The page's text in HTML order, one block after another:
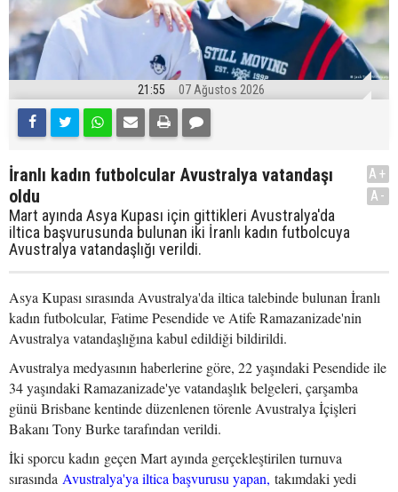
21:55 07 Ağustos 2026
İranlı kadın futbolcular Avustralya vatandaşı
oldu
Mart ayında Asya Kupası için gittikleri Avustralya'da
iltica başvurusunda bulunan iki İranlı kadın futbolcuya
Avustralya vatandaşlığı verildi.
A+
A-
Asya Kupası sırasında Avustralya'da iltica talebinde bulunan İranlı
kadın futbolcular, Fatime Pesendide ve Atife Ramazanizade'nin
Avustralya vatandaşlığına kabul edildiği bildirildi.
Avustralya medyasının haberlerine göre, 22 yaşındaki Pesendide ile
34 yaşındaki Ramazanizade'ye vatandaşlık belgeleri, çarşamba
günü Brisbane kentinde düzenlenen törenle Avustralya İçişleri
Bakanı Tony Burke tarafından verildi.
İki sporcu kadın geçen Mart ayında gerçekleştirilen turnuva
sırasında Avustralya'ya iltica başvurusu yapan, takımdaki yedi